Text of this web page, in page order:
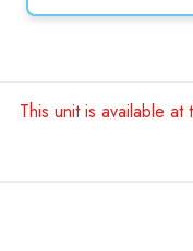
This unit is available